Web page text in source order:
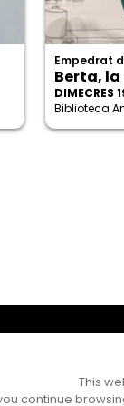
Empedrat
Berta,
DIMECRES
Biblioteca
de 10 a
This
continue